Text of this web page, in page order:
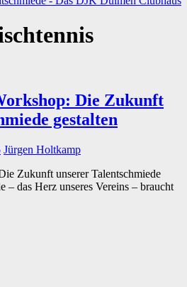
Die Zukunft
gestalten
Jürgen Holtkamp
Zukunft unserer Talentschmiede
– das Herz unseres Vereins – braucht